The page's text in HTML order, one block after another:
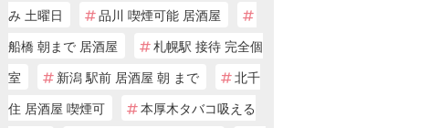
み 土曜日
品川 喫煙可能 居酒屋
船橋 朝まで 居酒屋
札幌駅 接待 完全個
室
新潟 駅前 居酒屋 朝 まで
北千
住 居酒屋 喫煙可
本厚木タバコ吸える